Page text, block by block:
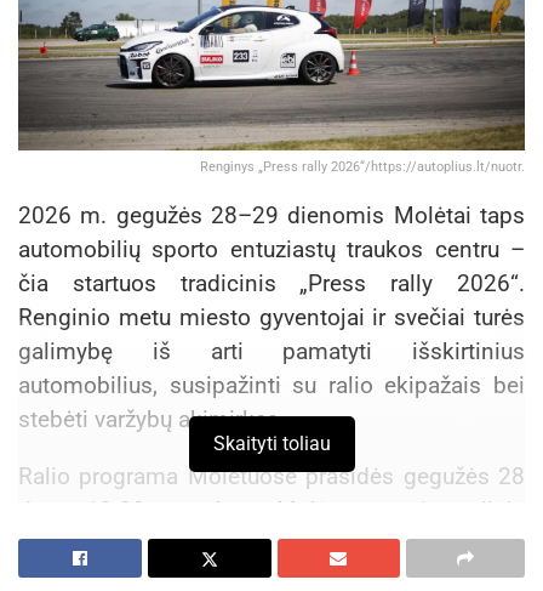
Renginys „Press rally 2026“/https://autoplius.lt/nuotr.
2026 m. gegužės 28–29 dienomis Molėtai taps
automobilių sporto entuziastų traukos centru –
čia startuos tradicinis „Press rally 2026“.
Renginio metu miesto gyventojai ir svečiai turės
galimybę iš arti pamatyti išskirtinius
automobilius, susipažinti su ralio ekipažais bei
stebėti varžybų akimirkas.
Ralio programa Molėtuose prasidės gegužės 28
d. 19.00 val. Molėtų universalioje
daugiafunkcinėje aikštėje (Ąžuolų g. 10), kur
vyks lenktynės Molėtų mero taurei laimėti.
Skaityti toliau